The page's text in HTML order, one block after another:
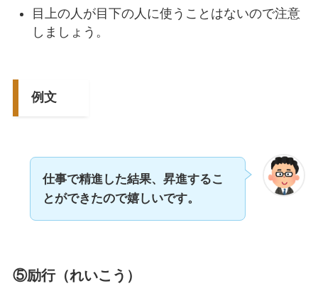
目上の人が目下の人に使うことはないので注意
しましょう。
例文
仕事で精進した結果、昇進するこ
とができたので嬉しいです。
⑤励行（れいこう）